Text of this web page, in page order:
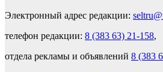
Электронный адрес редакции:
телефон редакции: 8 (383 63) 21-158,
отдела рекламы и объявлений 8 (383